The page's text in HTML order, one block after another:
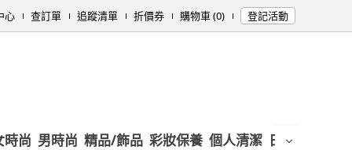
心 查訂單 追蹤清單 折價券 購物車 (0) 登記活動
時尚 男時尚 精品/飾品 彩妝保養 個人清潔 日用/紙品